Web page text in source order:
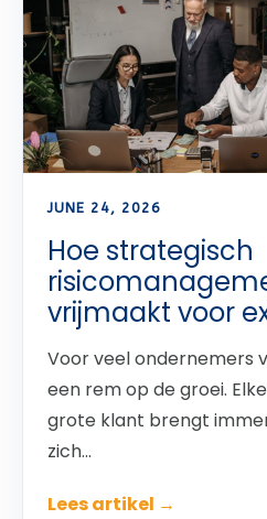
JUNE 24, 2026
Hoe strategisch
vrijmaakt voor
Voor veel ondernemers
een rem op de groei.
grote klant brengt
zich...
Lees artikel →